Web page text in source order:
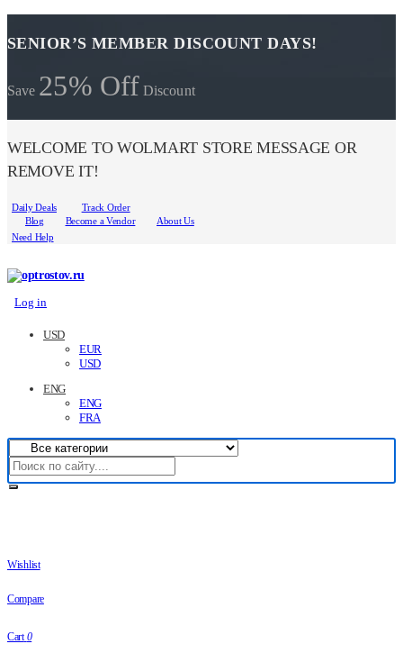
SENIOR’S MEMBER DISCOUNT DAYS!
Save 25% Off Discount
WELCOME TO WOLMART STORE MESSAGE OR
REMOVE IT!
Daily Deals
Track Order
Blog
Become a Vendor
About Us
Need Help
Log in
USD
EUR
USD
ENG
ENG
FRA
Wishlist
Compare
Cart 0